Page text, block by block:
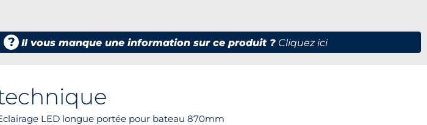
? Il vous manque une information sur ce produit ? Cliquez ici
LED longue portée pour bateau 870mm